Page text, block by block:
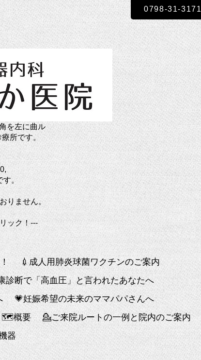
を左に曲ル
所です。
す。
りません。
ック！---
0798-31-3171
💉成人用肺炎球菌ワクチンのご案内
診断で「高血圧」と言われたあなたへ
💗妊娠希望の未来のママパパさんへ
🗺概要
💁ご来院ルートの一例と院内のご案内
器